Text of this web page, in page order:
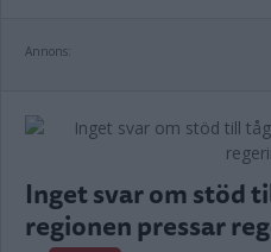
Annons:
Inget svar om stöd
regionen pressar